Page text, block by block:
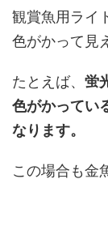
観賞魚用ライ
色がかって見
たとえば、 蛍
色がかってい
なります。
この場合も金